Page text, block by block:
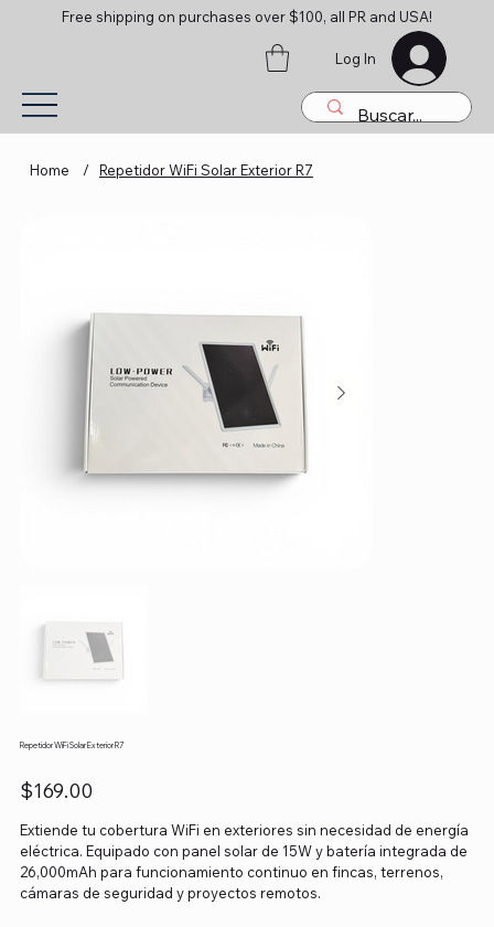
Free shipping on purchases over $100, all PR and USA!
Log In
Home / Repetidor WiFi Solar Exterior R7
Repetidor WiFi Solar Exterior R7
Price
$169.00
Extiende tu cobertura WiFi en exteriores sin necesidad de energía
eléctrica. Equipado con panel solar de 15W y batería integrada de
26,000mAh para funcionamiento continuo en fincas, terrenos,
cámaras de seguridad y proyectos remotos.